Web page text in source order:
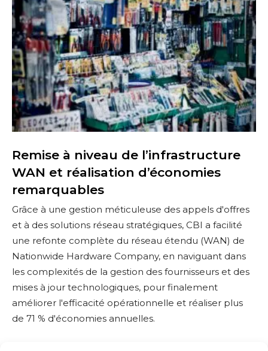
s
q
u
e
c
o
n
r
c
t
u
e
l
d
a
t
a
a
i
n
i
u
e
l
a
g
e
s
t
i
o
n
m
s
e
à
n
i
v
e
u
d
e
l
’
i
n
f
r
a
s
Remise à niveau de l’infrastructure
WAN et réalisation d’économies
remarquables
​Grâce à une gestion méticuleuse des appels d'offres
et à des solutions réseau stratégiques, CBI a facilité
une refonte complète du réseau étendu (WAN) de
Nationwide Hardware Company, en naviguant dans
les complexités de la gestion des fournisseurs et des
mises à jour technologiques, pour finalement
améliorer l'efficacité opérationnelle et réaliser plus
de 71 % d'économies annuelles.